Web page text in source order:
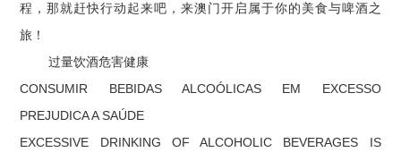
程，那就赶快行动起来吧，来澳门开启属于你的美食与啤酒之
旅！
过量饮酒危害健康
CONSUMIR BEBIDAS ALCOÓLICAS EM EXCESSO
PREJUDICA A SAÚDE
EXCESSIVE DRINKING OF ALCOHOLIC BEVERAGES IS